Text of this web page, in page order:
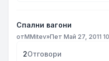
Спални вагони
отMMitev»Пет Май 27, 2011
2Отговори